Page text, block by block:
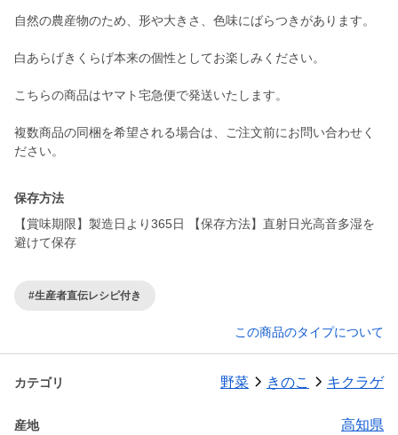
自然の農産物のため、形や大きさ、色味にばらつきがあります。
白あらげきくらげ本来の個性としてお楽しみください。
こちらの商品はヤマト宅急便で発送いたします。
複数商品の同梱を希望される場合は、ご注文前にお問い合わせく
保存方法
【賞味期限】製造日より365日 【保存方法】直射日光高音多湿を
避けて保存
#生産者直伝レシピ付き
この商品のタイプについて
カテゴリ 野菜 きのこ キクラゲ
産地 高知県